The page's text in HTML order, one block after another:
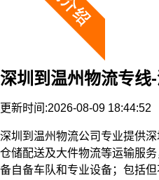
深圳到温州物流专线
更新时间:2026-08-09 18:44:52
深圳到温州物流公司专业提供
仓储配送及大件物流等运输服
备自备车队和专业设备；包括